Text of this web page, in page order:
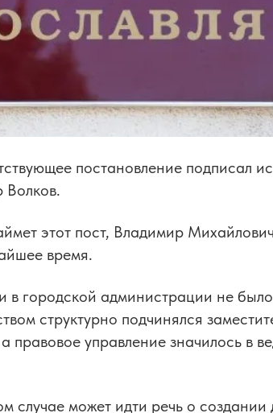
постановление подписал
Волков.
этот пост, Владимир
время.
в городской администрации не
структурно подчинялся
правовое управление значилось в
случае может идти речь о создании